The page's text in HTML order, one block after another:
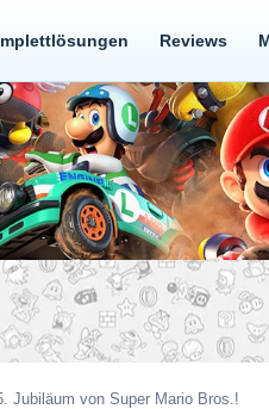
Reviews
Jubiläum von Super Mario Bros.!